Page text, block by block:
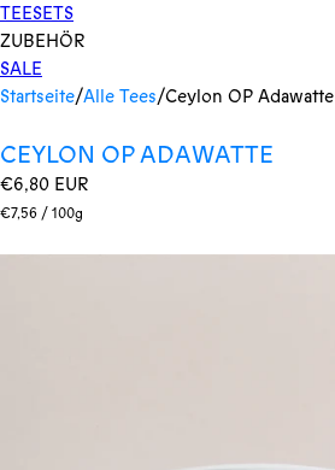
TEESETS
ZUBEHÖR
SALE
Startseite/Alle Tees/Ceylon OP Adawatte
CEYLON OP ADAWATTE
Regulärer
Preis
€6,80 EUR
Stückpreis
€7,56/pro
100g